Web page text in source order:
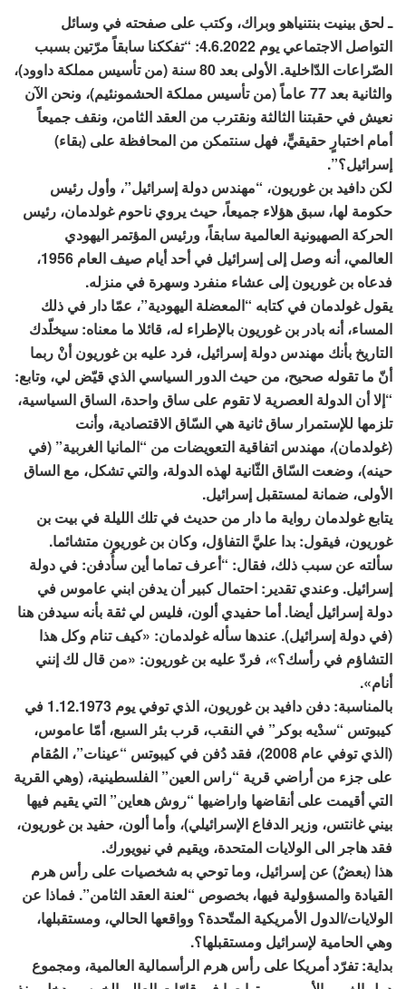
ـ لحق بينيت بنتنياهو وبراك، وكتب على صفحته في وسائل
التواصل الاجتماعي يوم 4.6.2022: “تفككنا سابقاً مرّتين بسبب
الصّراعات الدّاخلية. الأولى بعد 80 سنة (من تأسيس مملكة داوود)،
والثانية بعد 77 عاماً (من تأسيس مملكة الحشمونئيم)، ونحن الآن
نعيش في حقبتنا الثالثة ونقترب من العقد الثامن، ونقف جميعاً
أمام اختبارٍ حقيقيٍّ، فهل سنتمكن من المحافظة على (بقاء)
إسرائيل؟”.
لكن دافيد بن غوريون، “مهندس دولة إسرائيل”، وأول رئيس
حكومة لها، سبق هؤلاء جميعاً، حيث يروي ناحوم غولدمان، رئيس
الحركة الصهيونية العالمية سابقاً، ورئيس المؤتمر اليهودي
العالمي، أنه وصل إلى إسرائيل في أحد أيام صيف العام 1956،
فدعاه بن غوريون إلى عشاء منفرد وسهرة في منزله.
يقول غولدمان في كتابه “المعضلة اليهودية”، عمّا دار في ذلك
المساء، أنه بادر بن غوريون بالإطراء له، قائلا ما معناه: سيخلّدك
التاريخ بأنك مهندس دولة إسرائيل، فرد عليه بن غوريون أنْ ربما
أنّ ما تقوله صحيح، من حيث الدور السياسي الذي قيّض لي، وتابع:
“إلا أن الدولة العصرية لا تقوم على ساق واحدة، الساق السياسية،
تلزمها للإستمرار ساق ثانية هي السّاق الاقتصادية، وأنت
(غولدمان)، مهندس اتفاقية التعويضات من “المانيا الغربية” (في
حينه)، وضعت السّاق الثّانية لهذه الدولة، والتي تشكل، مع الساق
الأولى، ضمانة لمستقبل إسرائيل.
يتابع غولدمان رواية ما دار من حديث في تلك الليلة في بيت بن
غوريون، فيقول: بدا عليَّ التفاؤل، وكان بن غوريون متشائما.
سألته عن سبب ذلك، فقال: “أعرف تماما أين سأُدفن: في دولة
إسرائيل. وعندي تقدير: احتمال كبير أن يدفن ابني عاموس في
دولة إسرائيل أيضا. أما حفيدي ألون، فليس لي ثقة بأنه سيدفن هنا
(في دولة إسرائيل). عندها سأله غولدمان: «كيف تنام وكل هذا
التشاؤم في رأسك؟»، فردّ عليه بن غوريون: «من قال لك إنني
أنام».
بالمناسبة: دفن دافيد بن غوريون، الذي توفي يوم 1.12.1973 في
كيبوتس “سدْيه بوكر” في النقب، قرب بئر السبع، أمّا عاموس،
(الذي توفي عام 2008)، فقد دُفن في كيبوتس “عينات”، المُقام
على جزء من أراضي قرية “راس العين” الفلسطينية، (وهي القرية
التي أقيمت على أنقاضها واراضيها “روش هعاين” التي يقيم فيها
بيني غانتس، وزير الدفاع الإسرائيلي)، وأما ألون، حفيد بن غوريون،
فقد هاجر الى الولايات المتحدة، ويقيم في نيويورك.
هذا (بعضٌ) عن إسرائيل، وما توحي به شخصيات على رأس هرم
القيادة والمسؤولية فيها، بخصوص “لعنة العقد الثامن”. فماذا عن
الولايات/الدول الأمريكية المتّحدة؟ وواقعها الحالي، ومستقبلها،
وهي الحامية لإسرائيل ومستقبلها؟.
بداية: تفرّد أمريكا على رأس هرم الرأسمالية العالمية، ومجموع